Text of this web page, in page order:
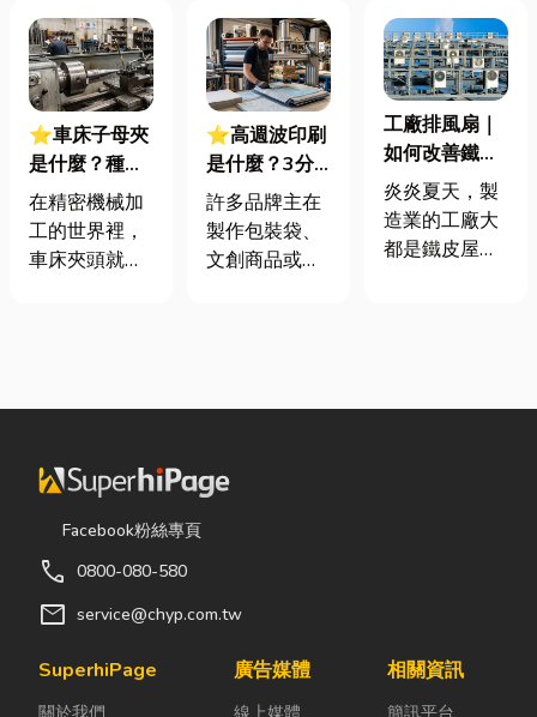
⭐車床子母夾
是什麼？種
類、規格挑選
與台灣採購推
薦完整指南
在精密機械加
工的世界裡，
車床夾頭就像
的工件。然
到少量多樣、
異形材或精密
棒材的訂單
往往需要耗費
大量時間拆裝
這時，車床子
⭐高週波印刷
是什麼？3分
鐘搞懂壓印原
理、適用材質
與嘉義網版印
許多品牌主在
製作包裝袋、
文創商品或塑
圖案缺乏質
覺與觸覺上同
配技巧就是關
印在塑膠上的
工廠排風扇｜
如何改善鐵皮
屋頂廠房的溫
度
炎炎夏天，製
造業的工廠大
都是鐵皮屋
置。 工廠排風
扇｜改善溫度
Facebook粉絲專頁
call 0800-080-580
mail service@chyp.com.tw
SuperhiPage
關於我們
廣告媒體
線上媒體
相關資訊
簡訊平台